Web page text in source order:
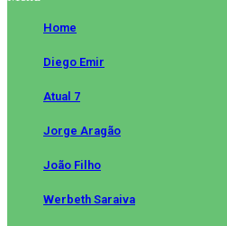
Home
Diego Emir
Atual 7
Jorge Aragão
João Filho
Werbeth Saraiva